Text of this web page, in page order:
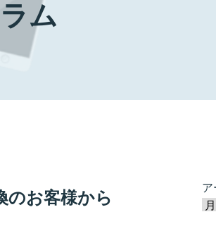
ム
のお客様から
ア